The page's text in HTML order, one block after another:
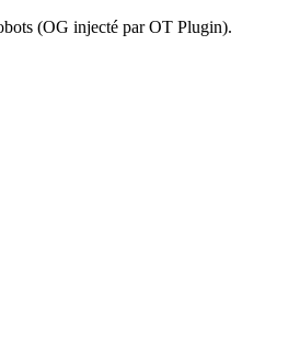
(OG injecté par OT Plugin).